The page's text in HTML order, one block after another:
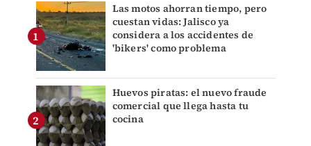
Las motos ahorran tiempo, pero
cuestan vidas: Jalisco ya
considera a los accidentes de
'bikers' como problema
Huevos piratas: el nuevo fraude
comercial que llega hasta tu
cocina